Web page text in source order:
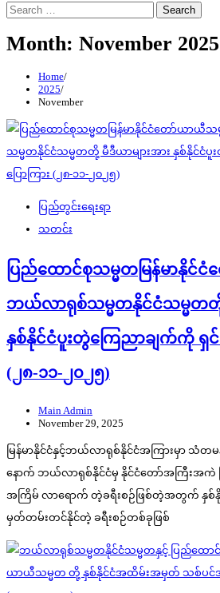
Search
for:
Month: November 2025
Home
2025
November
ပြည်တွင်းရေးရာ
သတင်း
ပြည်ထောင်စုသမ္မတမြန်မာနိုင်
ဘယ်လာရုစ်သမ္မတနိုင်ငံသမ္မတတို့
နှစ်နိုင်ငံပူးတွဲကြေညာချက်ကို ရှင်း
(၂၈-၁၁-၂၀၂၅)
Main Admin
November 29, 2025
မြန်မာနိုင်ငံနှင့်ဘယ်လာရုစ်နိုင်ငံအကြားမှာ သံ
နောက် ဘယ်လာရုစ်နိုင်ငံမှ နိုင်ငံတော်အကြီးအကဲ
အကြိမ် လာရောက် တဲ့ခရီးစဉ်ဖြစ်တဲ့အတွက် နှစ်
မှတ်တမ်းတင်နိုင်တဲ့ ခရီးစဉ်တစ်ခုဖြစ်